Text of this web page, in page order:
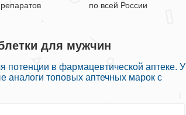
по всей России
для мужчин
в фармацевтической аптеке. У
аналоги топовых аптечных марок с